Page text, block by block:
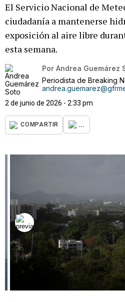
El Servicio Nacional de
ciudadanía a mantenerse
exposición al aire libre
esta semana.
Por Andrea Guemárez
Periodista de Breaking
2 de junio de 2026 - 2:33 pm
COMPARTIR ...